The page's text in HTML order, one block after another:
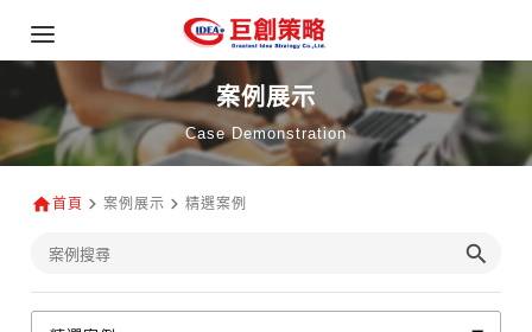
案例展示
Case Demonstration
首頁 案例展示 精選案例